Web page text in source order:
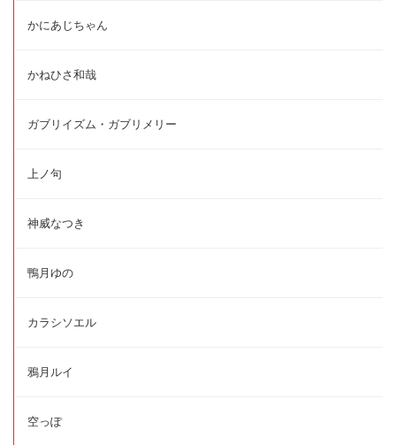
かにあじちゃん
かねひさ和哉
ガブリイズム・ガブリメリー
上ノ句
神威なつき
鴨月ゆの
カラシソエル
鴉月ルイ
空っぽ